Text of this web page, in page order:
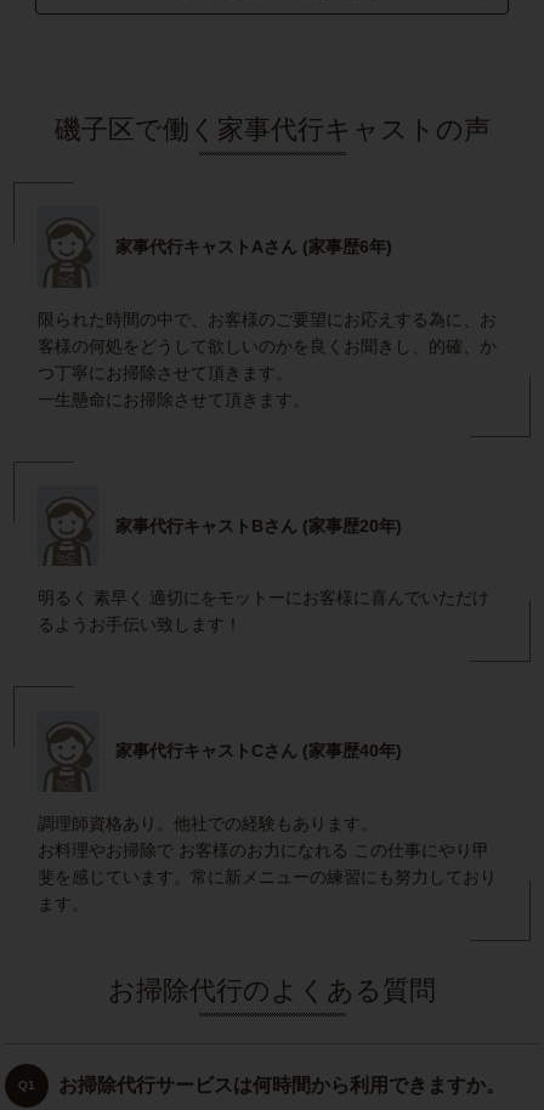
磯子区で働く家事代行キャストの声
家事代行キャストAさん (家事歴6年)
限られた時間の中で、お客様のご要望にお応えする為に、お
客様の何処をどうして欲しいのかを良くお聞きし、的確、か
つ丁寧にお掃除させて頂きます。
一生懸命にお掃除させて頂きます。
家事代行キャストBさん (家事歴20年)
明るく 素早く 適切にをモットーにお客様に喜んでいただけ
るようお手伝い致します！
家事代行キャストCさん (家事歴40年)
調理師資格あり。他社での経験もあります。
お料理やお掃除で お客様のお力になれる この仕事にやり甲
斐を感じています。常に新メニューの練習にも努力しており
ます。
お掃除代行のよくある質問
Q1 お掃除代行サービスは何時間から利用できますか。